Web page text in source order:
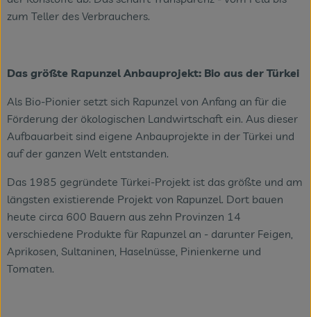
zum Teller des Verbrauchers.
Das größte Rapunzel Anbauprojekt: Bio aus der Türkei
Als Bio-Pionier setzt sich Rapunzel von Anfang an für die
Förderung der ökologischen Landwirtschaft ein. Aus dieser
Aufbauarbeit sind eigene Anbauprojekte in der Türkei und
auf der ganzen Welt entstanden.
Das 1985 gegründete Türkei-Projekt ist das größte und am
längsten existierende Projekt von Rapunzel. Dort bauen
heute circa 600 Bauern aus zehn Provinzen 14
verschiedene Produkte für Rapunzel an - darunter Feigen,
Aprikosen, Sultaninen, Haselnüsse, Pinienkerne und
Tomaten.